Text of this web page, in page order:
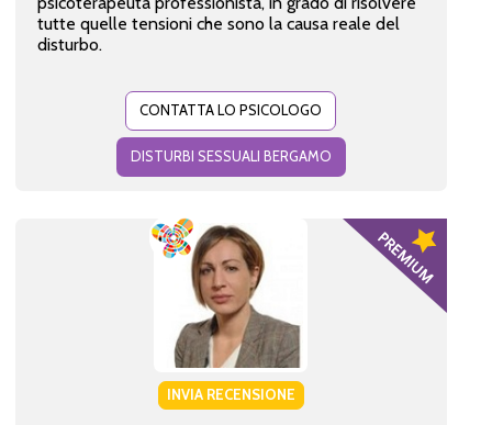
tutte quelle tensioni che sono la causa reale del
disturbo.
CONTATTA LO PSICOLOGO
DISTURBI SESSUALI BERGAMO
INVIA RECENSIONE